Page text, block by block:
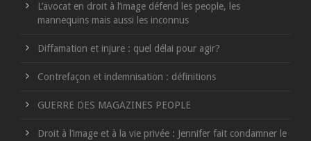
L’avocat en droit à l’image défend les people, les
mannequins mais aussi les inconnus
Diffamation et injure : quel délai pour agir?
Contrefaçon et indemnisation : définitions
GUERRE DES MAGAZINES PEOPLE
Droit à l’image et à la vie privée : Jennifer fait condamner le